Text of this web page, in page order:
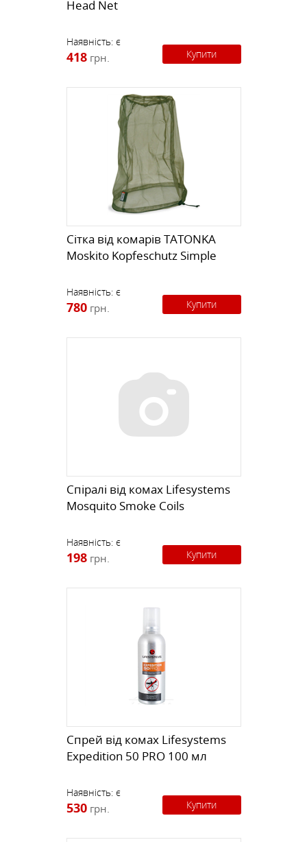
Head Net
Наявність: є
418 грн. Купити
Сітка від комарів TATONKA
Moskito Kopfeschutz Simple
Наявність: є
780 грн. Купити
Спіралі від комах Lifesystems
Mosquito Smoke Coils
Наявність: є
198 грн. Купити
Спрей від комах Lifesystems
Expedition 50 PRO 100 мл
Наявність: є
530 грн. Купити